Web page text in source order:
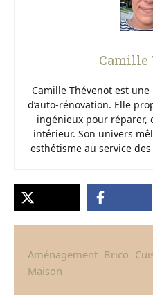
Camille
Camille Thévenot est
d’auto-rénovation. Elle
ingénieux pour réparer,
intérieur. Son univers
esthétisme au service
Aménagement Brico
Maison